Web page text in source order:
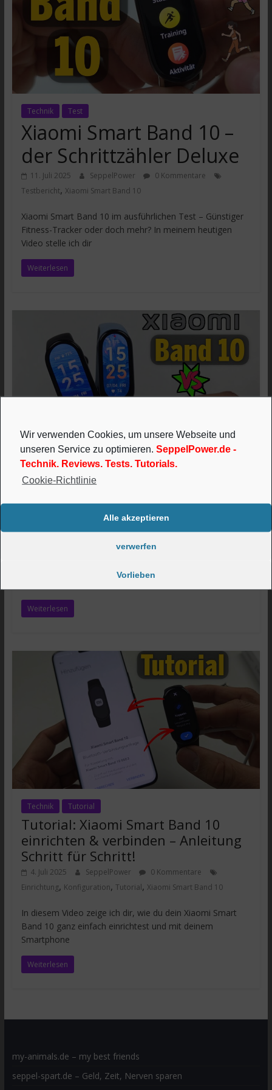
Technik Test
Xiaomi Smart Band 10 –
der Schrittzähler Deluxe
11. Juli 2025 SeppelPower
0 Kommentare
Testbericht, Xiaomi Smart Band 10
Xiaomi Smart Band 10 im ausführlichen Test – Günstiger
Fitness-Tracker oder doch mehr? In meinem heutigen
Video stelle ich dir
Weiterlesen
Technik Test
Xiaomi Smart Band 10 versus Band
9. Alle Unterschiede im Detail
SeppelPower 0 Kommentare
Xiaomi Smart Band 10,Xiaomi Smart Band 9
und Details in diesem Video erkannt. 🔴 Xiaomi Smart
Weiterlesen
Technik Tutorial
Tutorial: Xiaomi Smart Band 10
einrichten & verbinden – Anleitung
Schritt für Schritt!
4. Juli 2025 SeppelPower
0 Kommentare
Einrichtung, Konfiguration, Tutorial, Xiaomi Smart Band 10
In diesem Video zeige ich dir, wie du dein Xiaomi Smart
Band 10 ganz einfach einrichtest und mit deinem
Smartphone
Weiterlesen
my-animals.de – my best friends
seppel-spart.de – Geld, Zeit, Nerven sparen
Wir verwenden Cookies, um unsere Webseite und
unseren Service zu optimieren. SeppelPower.de -
Technik. Reviews. Tests. Tutorials.
Cookie-Richtlinie
Alle akzeptieren
verwerfen
Vorlieben